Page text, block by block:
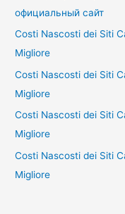
p
o
r
:
официальный сайт
Costi Nascosti dei Siti
Migliore
Costi Nascosti dei Siti
Migliore
Costi Nascosti dei Siti
Migliore
Costi Nascosti dei Siti
Migliore